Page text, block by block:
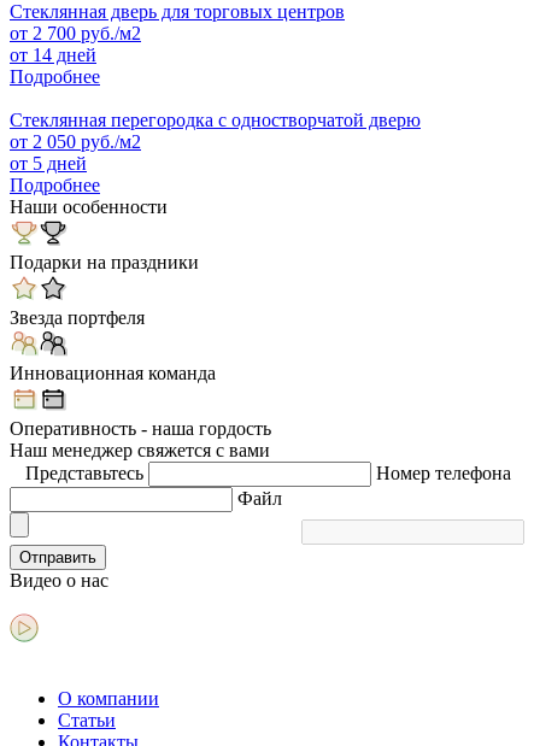
Стеклянная дверь для торговых центров
от 2 700 руб./м2
от 14 дней
Подробнее
Стеклянная перегородка с одностворчатой дверю
от 2 050 руб./м2
от 5 дней
Подробнее
Наши особенности
Подарки на праздники
Звезда портфеля
Инновационная команда
Оперативность - наша гордость
Наш менеджер свяжется с вами
Представьтесь
Номер телефона
Файл
Отправить
Видео о нас
О компании
Статьи